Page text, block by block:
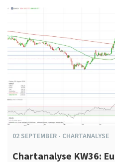
02 SEPTEMBER - CHARTANALYSE
Chartanalyse KW36: